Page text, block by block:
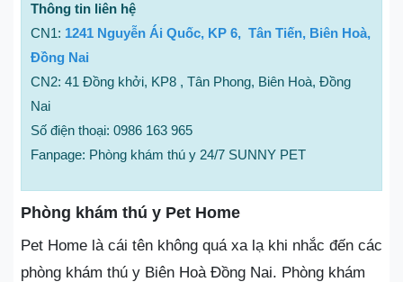
Thông tin liên hệ
CN1: 1241 Nguyễn Ái Quốc, KP 6, Tân Tiến, Biên Hoà,
Đồng Nai
CN2: 41 Đồng khởi, KP8 , Tân Phong, Biên Hoà, Đồng
Nai
Số điện thoại: 0986 163 965
Fanpage: Phòng khám thú y 24/7 SUNNY PET
Phòng khám thú y Pet Home
Pet Home là cái tên không quá xa lạ khi nhắc đến các
phòng khám thú y Biên Hoà Đồng Nai. Phòng khám